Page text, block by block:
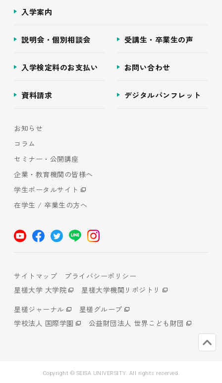
入学案内
説明会・個別相談会 受講生・卒業生の声
入学検定料のお支払い お問い合わせ
資料請求 デジタルパンフレット
お知らせ
コラム
セミナー・公開講座
企業・教育機関の皆様へ
学生ポータルサイト
在学生 / 卒業生の方へ
サイトマップ
プライバシーポリシー
星槎大学 大学院
星槎大学機関リポジトリ
星槎ジャーナル
星槎グループ
学校法人 国際学園
公益財団法人 世界こども財団
Copyright © SEISA UNIVERSITY. All rights reserved.